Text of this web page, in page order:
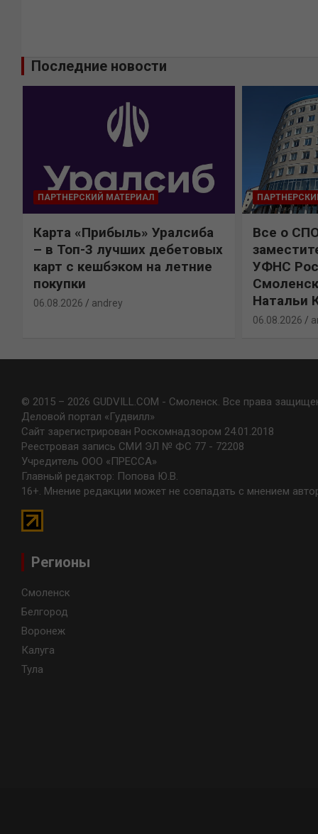
Последние новости
ПАРТНЕРСКИЙ МАТЕРИАЛ
Карта «Прибыль» Уралсиба
– в Топ-3 лучших дебетовых
карт с кешбэком на летние
покупки
06.08.2026 andrey
Все о
УФНС
Натальи
06.08.2026
© 2015 – 2026 GUDVILL.COM - Смоленск. Все права
Деловой портал «Гудвилл»
Сайт зарегистрирован Роскомнадзором 24.01.2018
Реестровая запись СМИ ЭЛ № ФС 77 - 72208
Учредитель ООО «ПРЕССА»
Главный редактор: Попова Ю.В.
16+. Мнение редакции может не совпадать с мнением
Регионы
Смоленск
Белгород
Воронеж
Калуга
Тула